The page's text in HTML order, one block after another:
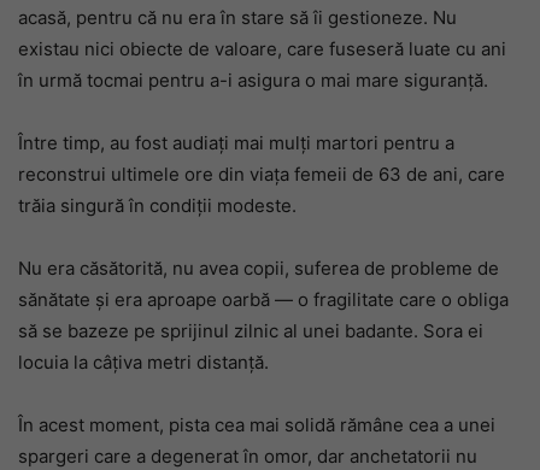
acasă, pentru că nu era în stare să îi gestioneze. Nu
existau nici obiecte de valoare, care fuseseră luate cu ani
în urmă tocmai pentru a-i asigura o mai mare siguranţă.
Între timp, au fost audiaţi mai mulţi martori pentru a
reconstrui ultimele ore din viaţa femeii de 63 de ani, care
trăia singură în condiţii modeste.
Nu era căsătorită, nu avea copii, suferea de probleme de
sănătate şi era aproape oarbă — o fragilitate care o obliga
să se bazeze pe sprijinul zilnic al unei badante. Sora ei
locuia la câţiva metri distanţă.
În acest moment, pista cea mai solidă rămâne cea a unei
spargeri care a degenerat în omor, dar anchetatorii nu